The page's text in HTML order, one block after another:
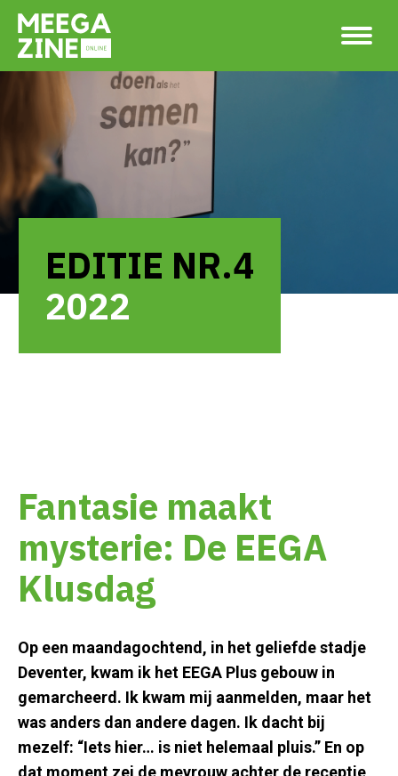
EDITIE NR.4
2022
Fantasie maakt
mysterie: De EEGA
Klusdag
Op een maandagochtend, in het geliefde stadje
Deventer, kwam ik het EEGA Plus gebouw in
gemarcheerd. Ik kwam mij aanmelden, maar het
was anders dan andere dagen. Ik dacht bij
mezelf: “Iets hier… is niet helemaal pluis.” En op
dat moment zei de mevrouw achter de receptie,